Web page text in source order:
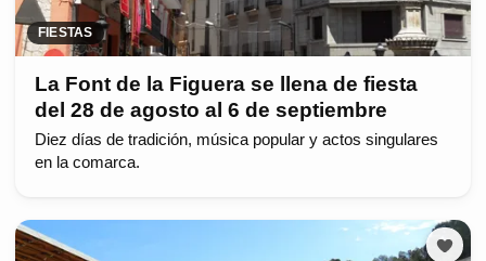
FIESTAS
La Font de la Figuera se llena de fiesta
del 28 de agosto al 6 de septiembre
Diez días de tradición, música popular y actos singulares
en la comarca.